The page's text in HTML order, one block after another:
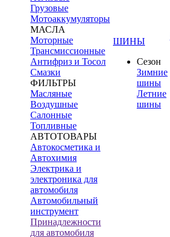
Грузовые
Мотоаккумуляторы
МАСЛА
Моторные
Трансмиссионные
Антифриз и Тосол
Смазки
ФИЛЬТРЫ
Масляные
Воздушные
Салонные
Топливные
АВТОТОВАРЫ
Автокосметика и
Автохимия
Электрика и
электроника для
автомобиля
Автомобильный
инструмент
Принадлежности
для автомобиля
ШИНЫ
Сезон
Зимние
шины
Летние
шины